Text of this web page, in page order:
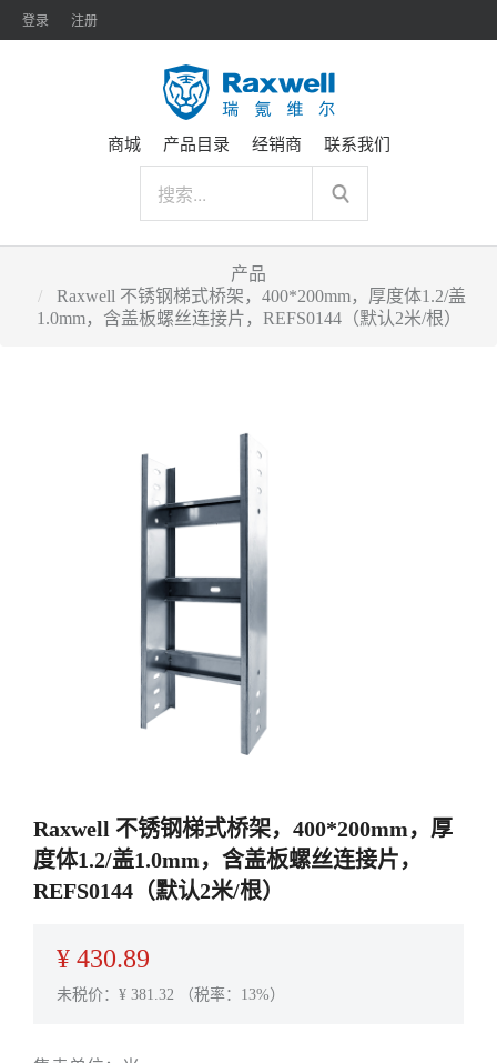
登录 注册
商城 产品目录 经销商 联系我们
产品
Raxwell 不锈钢梯式桥架，400*200mm，厚度体1.2/盖
1.0mm，含盖板螺丝连接片，REFS0144（默认2米/根）
Raxwell 不锈钢梯式桥架，400*200mm，厚
度体1.2/盖1.0mm，含盖板螺丝连接片，
REFS0144（默认2米/根）
¥ 430.89
未税价：¥ 381.32 （税率：13%）